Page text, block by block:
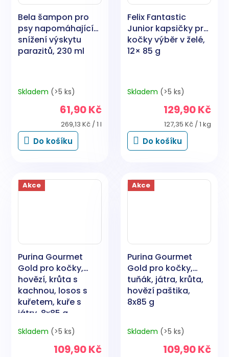
Bela šampon pro
psy napomáhající
snížení výskytu
parazitů, 230 ml
Skladem (>5 ks)
61,90 Kč
Měrná
cena:
269,13 Kč / 1 l
Do košíku
Felix Fantastic
Junior kapsičky pro
kočky výběr v želé,
12× 85 g
Skladem (>5 ks)
129,90 Kč
Měrná
cena:
127,35 Kč / 1 kg
Do košíku
Akce
Purina Gourmet
Gold pro kočky,
hovězí, krůta s
kachnou, losos s
kuřetem, kuře s
játry, 8x85 g
Skladem (>5 ks)
109,90 Kč
Akce
Purina Gourmet
Gold pro kočky,
tuňák, játra, krůta,
hovězí paštika,
8x85 g
Skladem (>5 ks)
109,90 Kč